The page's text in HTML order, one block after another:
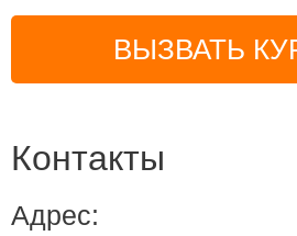
ВЫЗВАТЬ
Контакты
Адрес: